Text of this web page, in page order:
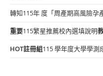
轉知115年 度「周產期高風險孕
重要115繁星推薦校內選填說明
HOT註冊組115 學年度大學學測